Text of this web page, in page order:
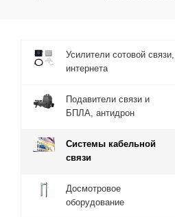
Усилители сотовой связи,
интернета
Подавители связи и
БПЛА, антидрон
Системы кабельной
связи
Досмотровое
оборудование